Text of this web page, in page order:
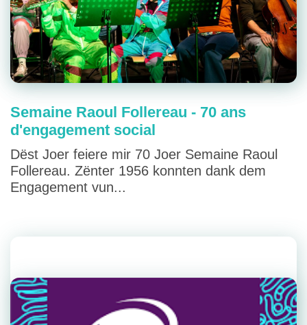
Semaine Raoul Follereau - 70 ans
d'engagement social
Dëst Joer feiere mir 70 Joer Semaine Raoul
Follereau. Zënter 1956 konnten dank dem
Engagement vun...